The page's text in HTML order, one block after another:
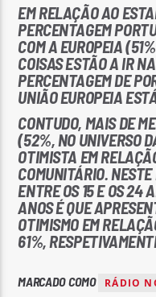
EM RELAÇÃO AO
PERCENTAGEM
COM A EUROPEIA
COISAS ESTÃO A IR
PERCENTAGEM DE
UNIÃO EUROPEIA
CONTUDO, MAIS DE
(52%, NO UNIVERSO
OTIMISTA EM
COMUNITÁRIO.
ENTRE OS 15 E OS 24
ANOS É QUE
OTIMISMO EM
61%,
MARCADO COMO RÁDIO